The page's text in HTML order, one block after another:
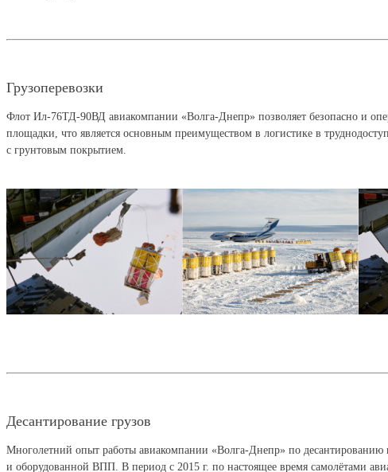
Грузоперевозки
Флот Ил-76ТД-90ВД авиакомпании «Волга-Днепр» позволяет безопасно и
площадки, что является основным преимуществом в логистике в
с грунтовым покрытием.
Десантирование грузов
Многолетний опыт работы авиакомпании «Волга-Днепр» по десантированию
и оборудованной ВПП. В период с 2015 г. по настоящее время самолётами